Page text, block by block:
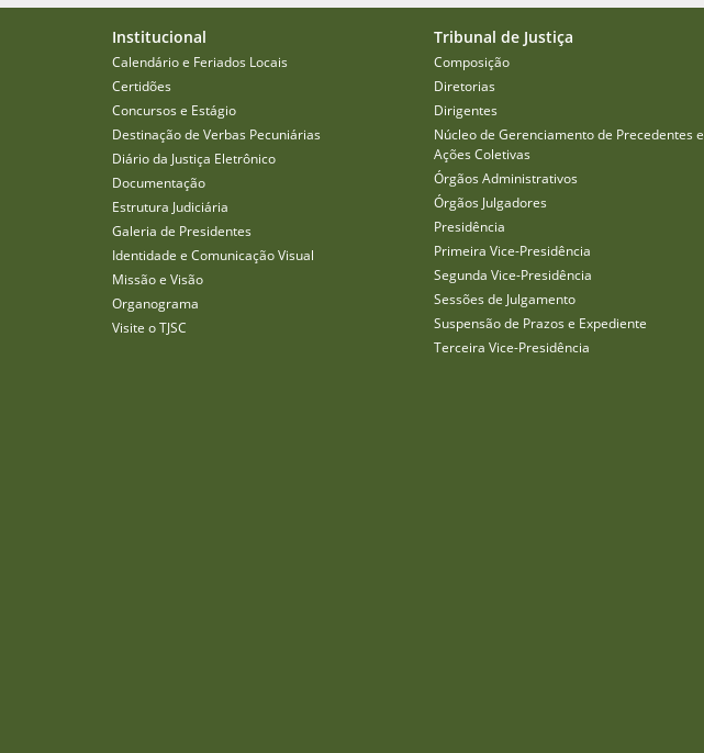
Institucional
Calendário e Feriados Locais
Certidões
Concursos e Estágio
Destinação de Verbas Pecuniárias
Diário da Justiça Eletrônico
Documentação
Estrutura Judiciária
Galeria de Presidentes
Identidade e Comunicação Visual
Missão e Visão
Organograma
Visite o TJSC
Tribunal de Justiça
Composição
Diretorias
Dirigentes
Núcleo de Gerenciamento de Precedentes e
Ações Coletivas
Órgãos Administrativos
Órgãos Julgadores
Presidência
Primeira Vice-Presidência
Segunda Vice-Presidência
Sessões de Julgamento
Suspensão de Prazos e Expediente
Terceira Vice-Presidência